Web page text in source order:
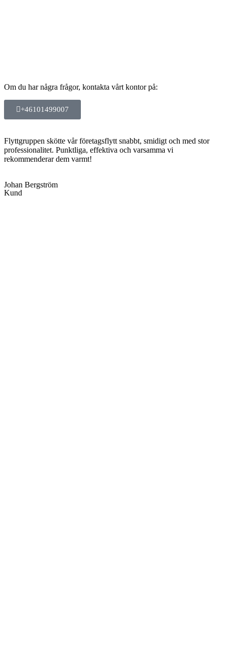
Om du har några frågor, kontakta vårt kontor på:
+46101499007
Flyttgruppen skötte vår företagsflytt snabbt, smidigt och med stor
professionalitet. Punktliga, effektiva och varsamma vi
rekommenderar dem varmt!
Johan Bergström
Kund